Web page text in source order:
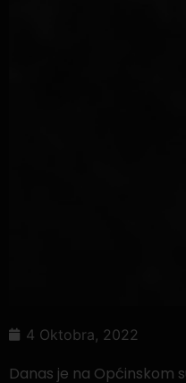
4 Oktobra, 2022
Danas je na Općinskom